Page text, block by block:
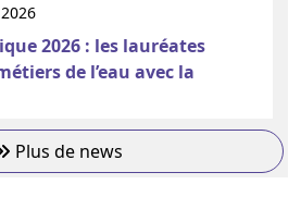
2026 : les lauréates
de l’eau avec la
Plus de news